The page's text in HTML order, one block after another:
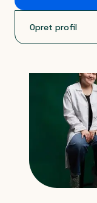
Opret profil